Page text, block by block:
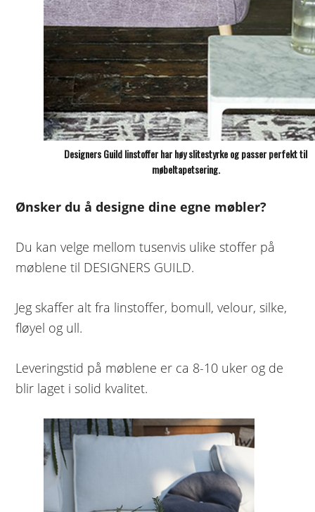
Designers Guild linstoffer har høy slitestyrke og passer perfekt til
møbeltapetsering.
Ønsker du å designe dine egne møbler?
Du kan velge mellom tusenvis ulike stoffer på
møblene til DESIGNERS GUILD.
Jeg skaffer alt fra linstoffer, bomull, velour, silke,
fløyel og ull.
Leveringstid på møblene er ca 8-10 uker og de
blir laget i solid kvalitet.